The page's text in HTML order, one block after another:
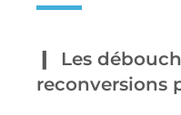
Les
reconversions